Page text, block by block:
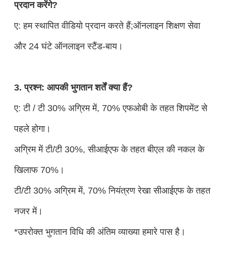
प्रदान करेंगे?
ए: हम स्थापित वीडियो प्रदान करते हैं;ऑनलाइन शिक्षण सेवा
और 24 घंटे ऑनलाइन स्टैंड-बाय।
3. प्रश्न: आपकी भुगतान शर्तें क्या हैं?
ए: टी / टी 30% अग्रिम में, 70% एफओबी के तहत शिपमेंट से
पहले होगा।
अग्रिम में टी/टी 30%, सीआईएफ के तहत बीएल की नकल के
खिलाफ 70%।
टी/टी 30% अग्रिम में, 70% नियंत्रण रेखा सीआईएफ के तहत
नजर में।
*उपरोक्त भुगतान विधि की अंतिम व्याख्या हमारे पास है।